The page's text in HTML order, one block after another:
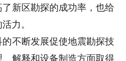
新区勘探的成功率，也给
力。
不断发展促使地震勘探技
解释和设备制造方面取得